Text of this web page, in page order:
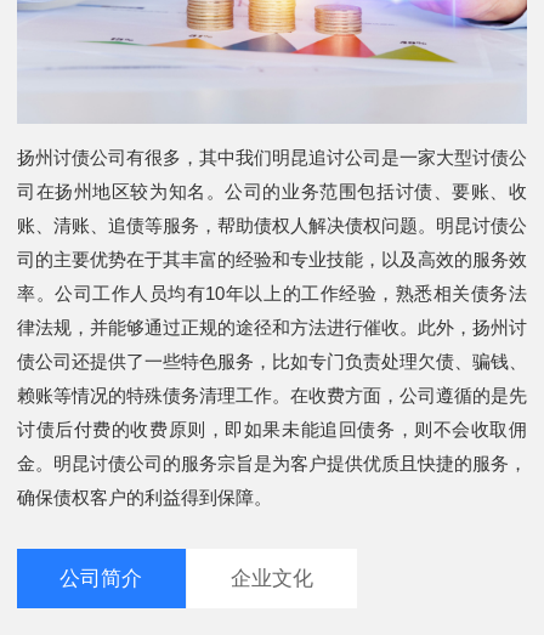
扬州讨债公司有很多，其中我们明昆追讨公司是一家大型讨债公
司在扬州地区较为知名。公司的业务范围包括讨债、要账、收
账、清账、追债等服务，帮助债权人解决债权问题。明昆讨债公
司的主要优势在于其丰富的经验和专业技能，以及高效的服务效
率。公司工作人员均有10年以上的工作经验，熟悉相关债务法
律法规，并能够通过正规的途径和方法进行催收。此外，扬州讨
债公司还提供了一些特色服务，比如专门负责处理欠债、骗钱、
赖账等情况的特殊债务清理工作。在收费方面，公司遵循的是先
讨债后付费的收费原则，即如果未能追回债务，则不会收取佣
金。明昆讨债公司的服务宗旨是为客户提供优质且快捷的服务，
确保债权客户的利益得到保障。
公司简介 企业文化